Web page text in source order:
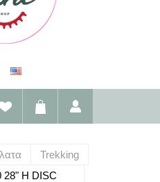
Trekking
28" H DISC